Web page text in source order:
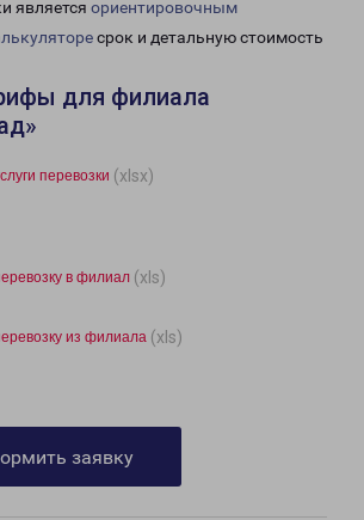
является ориентировочным
срок и детальную стоимость
для филиала
перевозки (xlsx)
в филиал (xls)
из филиала (xls)
заявку